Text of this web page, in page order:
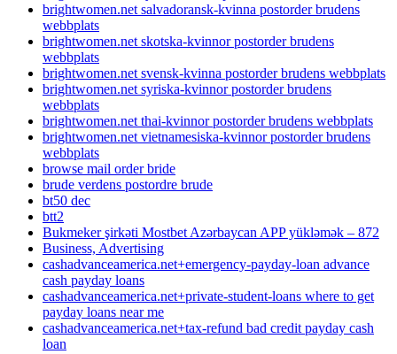
brightwomen.net salvadoransk-kvinna postorder brudens
webbplats
brightwomen.net skotska-kvinnor postorder brudens
webbplats
brightwomen.net svensk-kvinna postorder brudens webbplats
brightwomen.net syriska-kvinnor postorder brudens
webbplats
brightwomen.net thai-kvinnor postorder brudens webbplats
brightwomen.net vietnamesiska-kvinnor postorder brudens
webbplats
browse mail order bride
brude verdens postordre brude
bt50 dec
btt2
Bukmeker şirkəti Mostbet Azərbaycan APP yükləmək – 872
Business, Advertising
cashadvanceamerica.net+emergency-payday-loan advance
cash payday loans
cashadvanceamerica.net+private-student-loans where to get
payday loans near me
cashadvanceamerica.net+tax-refund bad credit payday cash
loan